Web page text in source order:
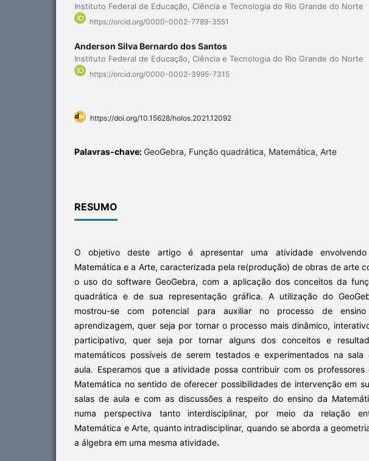
Instituto Federal de Educação, Ciência e Tecnologia do Rio Grande do Norte
https://orcid.org/0000-0002-7789-3551
Anderson Silva Bernardo dos Santos
Instituto Federal de Educação, Ciência e Tecnologia do Rio Grande do Norte
https://orcid.org/0000-0002-3995-7315
https://doi.org/10.15628/holos.2021.12092
Palavras-chave: GeoGebra, Função quadrática, Matemática, Arte
RESUMO
O objetivo deste artigo é apresentar uma atividade
Matemática e a Arte, caracterizada pela re(produção) de obras de arte
o uso do software GeoGebra, com a aplicação dos conceitos da
quadrática e de sua representação gráfica. A utilização do
mostrou-se com potencial para auxiliar no processo de
aprendizagem, quer seja por tornar o processo mais dinâmico,
participativo, quer seja por tornar alguns dos conceitos e
matemáticos possíveis de serem testados e experimentados na sala
aula. Esperamos que a atividade possa contribuir com os professores
Matemática no sentido de oferecer possibilidades de intervenção em
salas de aula e com as discussões a respeito do ensino da
numa perspectiva tanto interdisciplinar, por meio da relação
Matemática e Arte, quanto intradisciplinar, quando se aborda a
a álgebra em uma mesma atividade.